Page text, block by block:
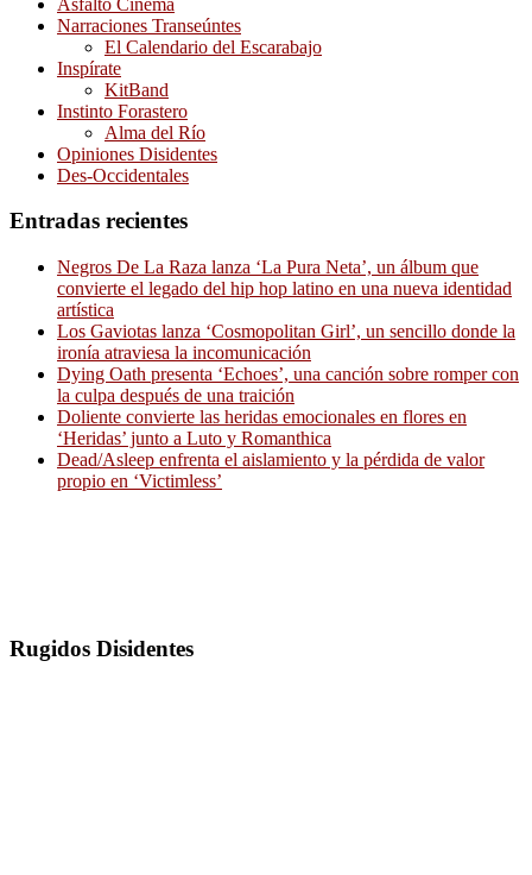
Narraciones Transeúntes
El Calendario del Escarabajo
Inspírate
KitBand
Instinto Forastero
Alma del Río
Opiniones Disidentes
Des-Occidentales
Entradas recientes
Negros De La Raza lanza ‘La Pura Neta’, un álbum que
convierte el legado del hip hop latino en una nueva identidad
artística
Los Gaviotas lanza ‘Cosmopolitan Girl’, un sencillo donde la
ironía atraviesa la incomunicación
Dying Oath presenta ‘Echoes’, una canción sobre romper con
la culpa después de una traición
Doliente convierte las heridas emocionales en flores en
‘Heridas’ junto a Luto y Romanthica
Dead/Asleep enfrenta el aislamiento y la pérdida de valor
propio en ‘Victimless’
Rugidos Disidentes